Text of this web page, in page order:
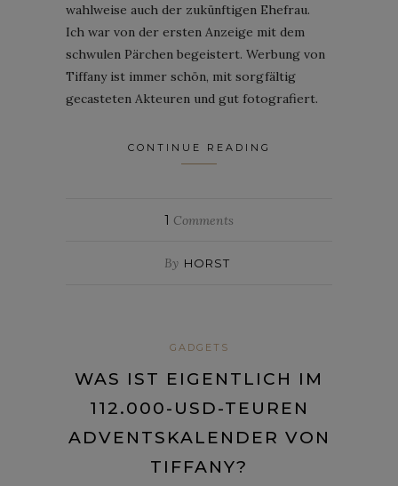
wahlweise auch der zukünftigen Ehefrau.
Ich war von der ersten Anzeige mit dem
schwulen Pärchen begeistert. Werbung von
Tiffany ist immer schön, mit sorgfältig
gecasteten Akteuren und gut fotografiert.
CONTINUE READING
1 Comments
By HORST
GADGETS
WAS IST EIGENTLICH IM
112.000-USD-TEUREN
ADVENTSKALENDER VON
TIFFANY?